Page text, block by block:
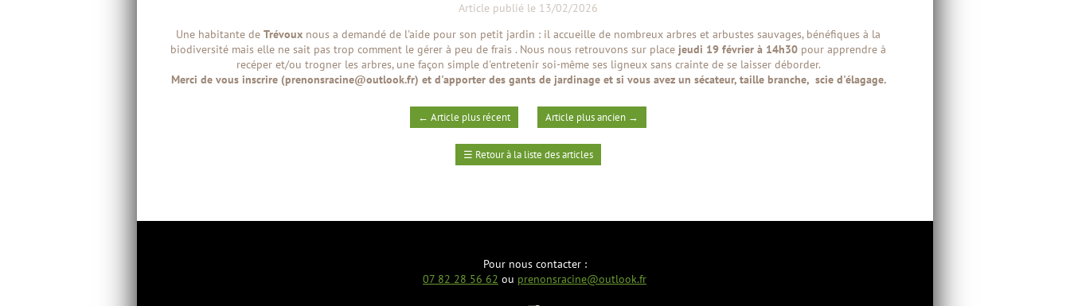
Pour nous contacter :
07 82 28 56 62 ou prenonsracine@outlook.fr
Article publié le 13/02/2026
Une habitante de Trévoux nous a demandé de l'aide pour son petit jardin : il accueille de nombreux arbres et arbustes sauvages, bénéfiques à la
biodiversité mais elle ne sait pas trop comment le gérer à peu de frais . Nous nous retrouvons sur place jeudi 19 février à 14h30 pour apprendre à
recéper et/ou trogner les arbres, une façon simple d'entretenir soi-même ses ligneux sans crainte de se laisser déborder.
Merci de vous inscrire (prenonsracine@outlook.fr) et d'apporter des gants de jardinage et si vous avez un sécateur, taille branche, scie d'élagage.
← Article plus récent Article plus ancien →
☰ Retour à la liste des articles